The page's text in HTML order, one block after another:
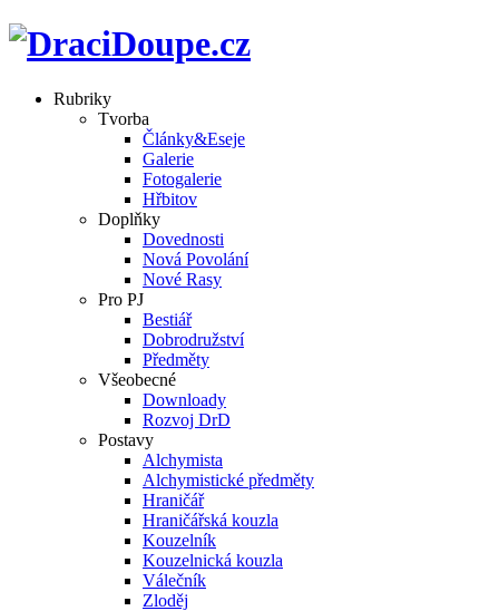
Rubriky
Tvorba
Články&Eseje
Galerie
Fotogalerie
Hřbitov
Doplňky
Dovednosti
Nová Povolání
Nové Rasy
Pro PJ
Bestiář
Dobrodružství
Předměty
Všeobecné
Downloady
Rozvoj DrD
Postavy
Alchymista
Alchymistické předměty
Hraničář
Hraničářská kouzla
Kouzelník
Kouzelnická kouzla
Válečník
Zloděj